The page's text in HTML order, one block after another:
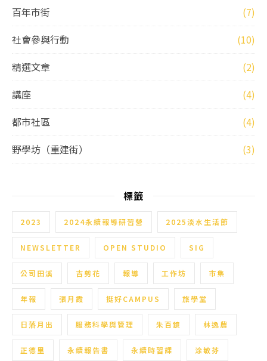
百年市街
(7)
社會參與行動
(10)
精選文章
(2)
講座
(4)
都市社區
(4)
野學坊（重建街）
(3)
標籤
2023 2024永續報導研習營 2025淡水生活節
NEWSLETTER OPEN STUDIO SIG
公司田溪 吉剪花 報導 工作坊 市集
年報 張月霞 挺好CAMPUS 旅學堂
日落月出 服務科學與管理 朱百鏡 林逸農
正德里 永續報告書 永續時習課 涂敏芬